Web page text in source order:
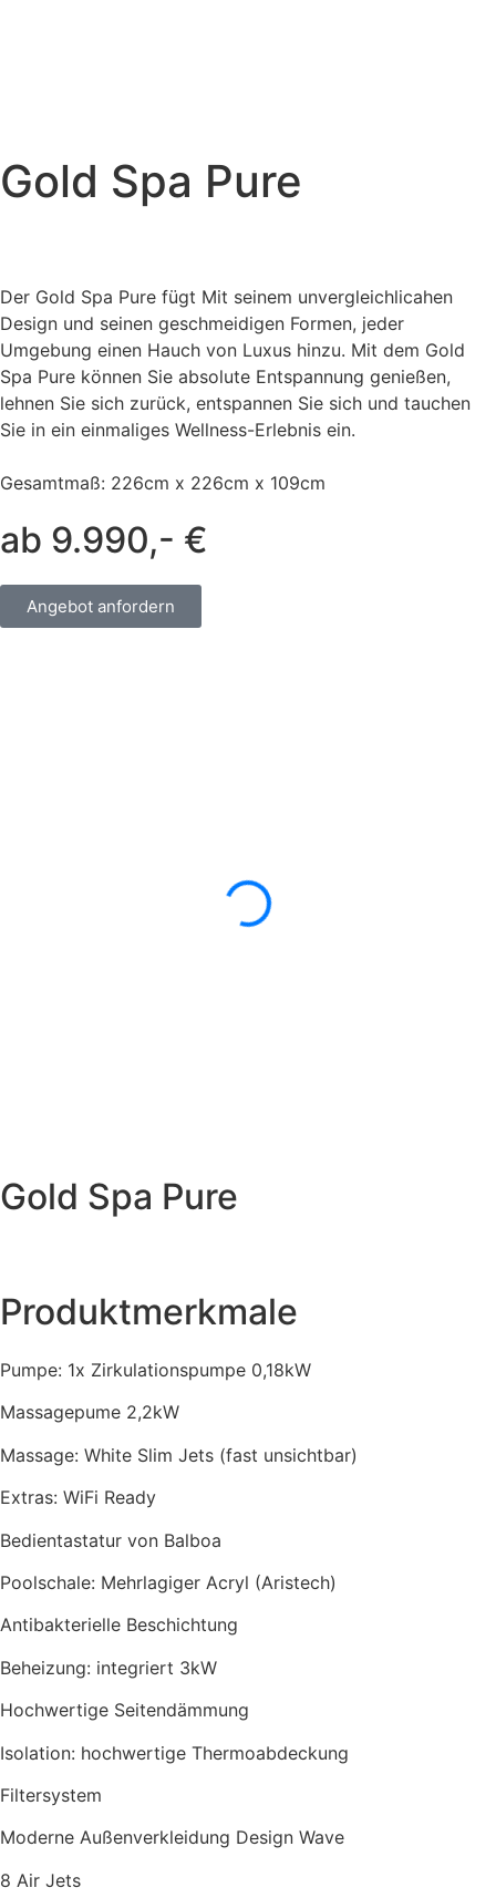
Gold Spa Pure
Der Gold Spa Pure fügt Mit seinem unvergleichlicahen
Design und seinen geschmeidigen Formen, jeder
Umgebung einen Hauch von Luxus hinzu. Mit dem Gold
Spa Pure können Sie absolute Entspannung genießen,
lehnen Sie sich zurück, entspannen Sie sich und tauchen
Sie in ein einmaliges Wellness-Erlebnis ein.
Gesamtmaß: 226cm x 226cm x 109cm
ab 9.990,- €
Angebot anfordern
Gold Spa Pure
Produktmerkmale
Pumpe: 1x Zirkulationspumpe 0,18kW
Massagepume 2,2kW
Massage: White Slim Jets (fast unsichtbar)
Extras: WiFi Ready
Bedientastatur von Balboa
Poolschale: Mehrlagiger Acryl (Aristech)
Antibakterielle Beschichtung
Beheizung: integriert 3kW
Hochwertige Seitendämmung
Isolation: hochwertige Thermoabdeckung
Filtersystem
Moderne Außenverkleidung Design Wave
8 Air Jets